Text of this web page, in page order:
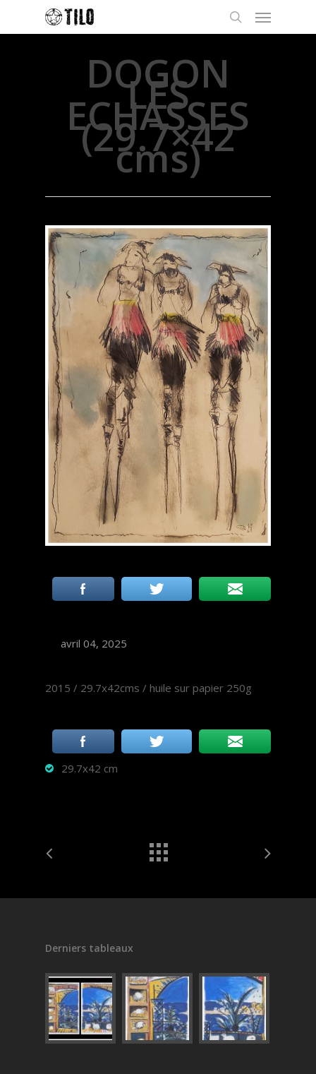
DOGON
LES
ECHASSES
(29.7×42
cms)
avril 04, 2025
2015 / 29.7x42cms / huile sur papier 250g
29.7x42 cm
Derniers tableaux